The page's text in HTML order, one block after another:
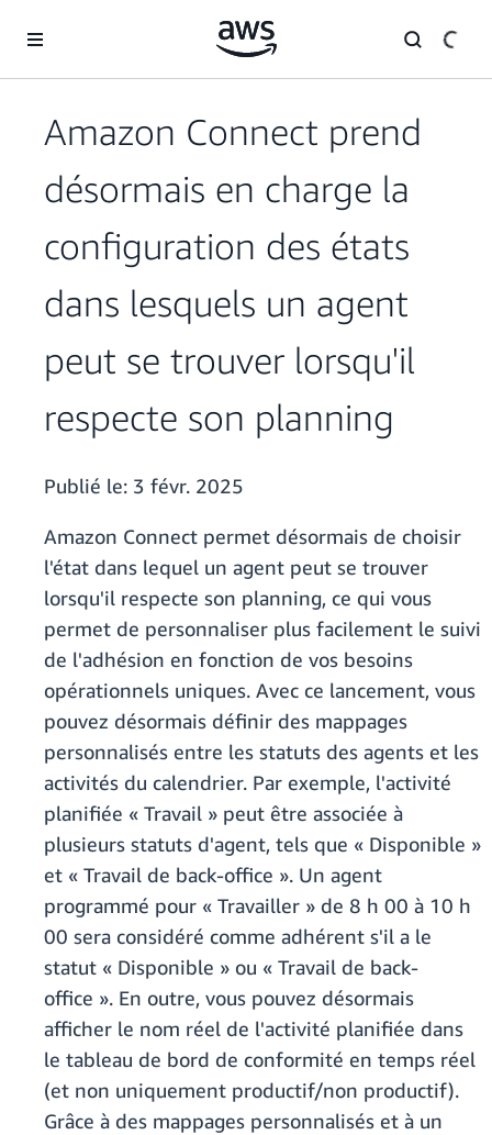
Amazon Connect prend
désormais en charge la
configuration des états
dans lesquels un agent
peut se trouver lorsqu'il
respecte son planning
Publié le: 3 févr. 2025
Amazon Connect permet désormais de choisir
l'état dans lequel un agent peut se trouver
lorsqu'il respecte son planning, ce qui vous
permet de personnaliser plus facilement le suivi
de l'adhésion en fonction de vos besoins
opérationnels uniques. Avec ce lancement, vous
pouvez désormais définir des mappages
personnalisés entre les statuts des agents et les
activités du calendrier. Par exemple, l'activité
planifiée « Travail » peut être associée à
plusieurs statuts d'agent, tels que « Disponible »
et « Travail de back-office ». Un agent
programmé pour « Travailler » de 8 h 00 à 10 h
00 sera considéré comme adhérent s'il a le
statut « Disponible » ou « Travail de back-
office ». En outre, vous pouvez désormais
afficher le nom réel de l'activité planifiée dans
le tableau de bord de conformité en temps réel
(et non uniquement productif/non productif).
Grâce à des mappages personnalisés et à un